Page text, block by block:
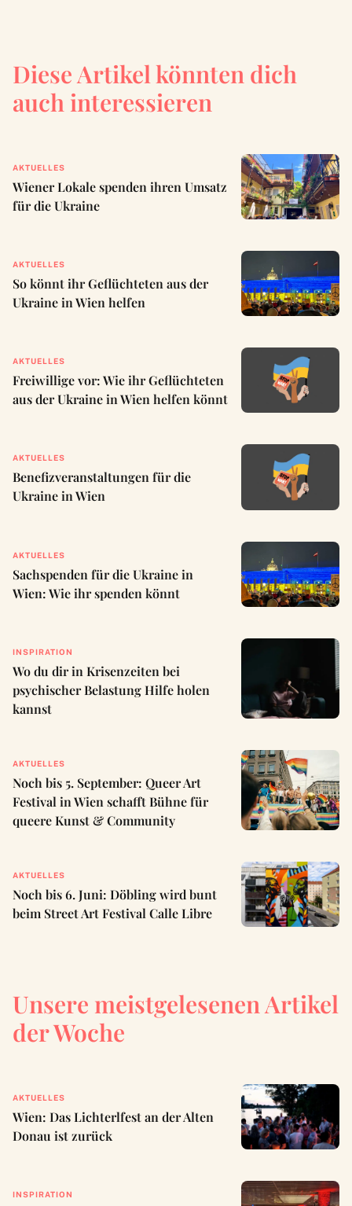
Diese Artikel könnten dich
auch interessieren
AKTUELLES
Wiener Lokale spenden ihren Umsatz
für die Ukraine
AKTUELLES
So könnt ihr Geflüchteten aus der
Ukraine in Wien helfen
AKTUELLES
Freiwillige vor: Wie ihr Geflüchteten
aus der Ukraine in Wien helfen könnt
AKTUELLES
Benefizveranstaltungen für die
Ukraine in Wien
AKTUELLES
Sachspenden für die Ukraine in
Wien: Wie ihr spenden könnt
INSPIRATION
Wo du dir in Krisenzeiten bei
psychischer Belastung Hilfe holen
kannst
AKTUELLES
Noch bis 5. September: Queer Art
Festival in Wien schafft Bühne für
queere Kunst & Community
AKTUELLES
Noch bis 6. Juni: Döbling wird bunt
beim Street Art Festival Calle Libre
Unsere meistgelesenen Artikel
der Woche
AKTUELLES
Wien: Das Lichterlfest an der Alten
Donau ist zurück
INSPIRATION